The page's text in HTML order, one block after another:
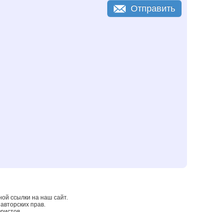
Отправить
ссылки на наш сайт.
прав.